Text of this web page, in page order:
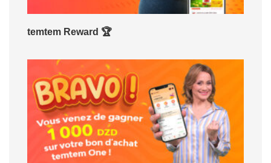
temtem Reward 🏆